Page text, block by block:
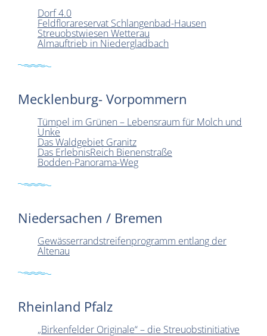
Dorf 4.0
Feldflorareservat Schlangenbad-Hausen
Streuobstwiesen Wetterau
Almauftrieb in Niedergladbach
Mecklenburg- Vorpommern
Tümpel im Grünen – Lebensraum für Molch und
Unke
Das Waldgebiet Granitz
Das ErlebnisReich Bienenstraße
Bodden-Panorama-Weg
Niedersachen / Bremen
Gewässerrand­strei­fen­programm entlang der
Altenau
Rheinland Pfalz
„Birkenfelder Originale“ – die Streuobstinitiative